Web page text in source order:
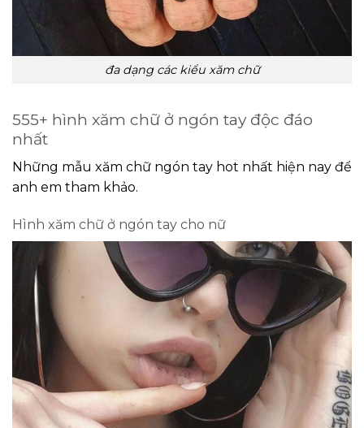
đa dạng các kiểu xăm chữ
555+ hình xăm chữ ở ngón tay độc đáo
nhất
Những mẫu xăm chữ ngón tay hot nhất hiện nay để
anh em tham khảo.
Hình xăm chữ ở ngón tay cho nữ